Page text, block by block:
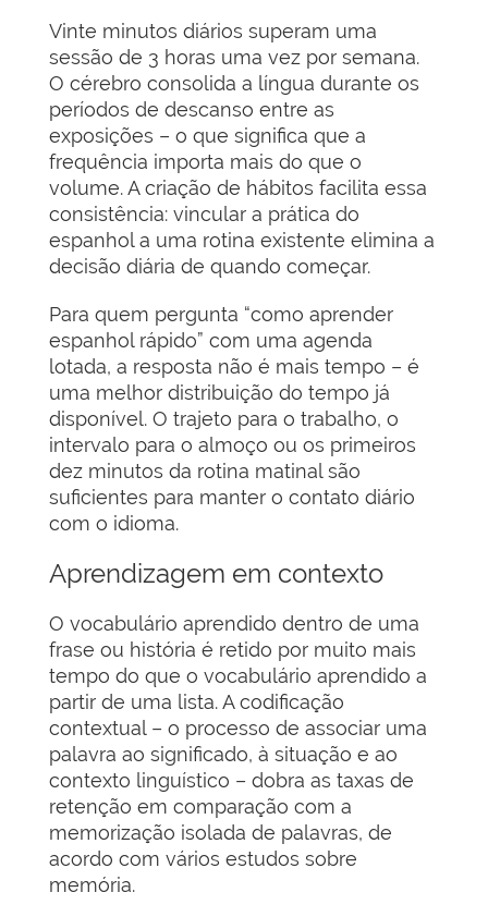
Vinte minutos diários superam uma
sessão de 3 horas uma vez por semana.
O cérebro consolida a língua durante os
períodos de descanso entre as
exposições – o que significa que a
frequência importa mais do que o
volume. A criação de hábitos facilita essa
consistência: vincular a prática do
espanhol a uma rotina existente elimina a
decisão diária de quando começar.
Para quem pergunta “como aprender
espanhol rápido” com uma agenda
lotada, a resposta não é mais tempo – é
uma melhor distribuição do tempo já
disponível. O trajeto para o trabalho, o
intervalo para o almoço ou os primeiros
dez minutos da rotina matinal são
suficientes para manter o contato diário
com o idioma.
Aprendizagem em contexto
O vocabulário aprendido dentro de uma
frase ou história é retido por muito mais
tempo do que o vocabulário aprendido a
partir de uma lista. A codificação
contextual – o processo de associar uma
palavra ao significado, à situação e ao
contexto linguístico – dobra as taxas de
retenção em comparação com a
memorização isolada de palavras, de
acordo com vários estudos sobre
memória.